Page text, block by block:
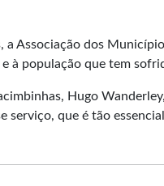
Associação dos
à população que tem
Hugo
serviço, que é tão